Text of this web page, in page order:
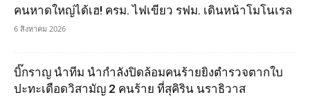
คนหาดใหญ่ได้เฮ! ครม. ไฟเขียว รฟม. เดินหน้าโมโนเรล
6 สิงหาคม 2026
บิ๊กราญ นำทีม นำกำลังปิดล้อมคนร้ายยิงตำรวจตากใบ
ปะทะเดือดวิสามัญ 2 คนร้าย ที่สุคิริน นราธิวาส